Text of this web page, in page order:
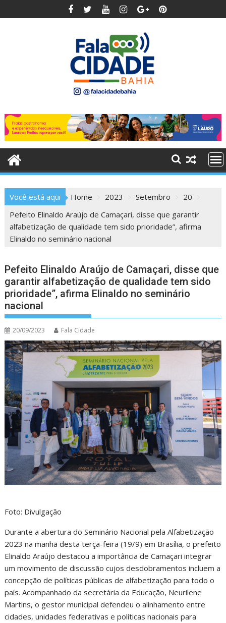
to
Você está aqui Home 2023 Setembro
20
Pefeito Elinaldo Araújo de Camaçari, disse que garantir
alfabetização de qualidade tem sido prioridade”, afirma
Elinaldo no seminário nacional
Pefeito Elinaldo Araújo de Camaçari, disse que
garantir alfabetização de qualidade tem sido
prioridade”, afirma Elinaldo no seminário
nacional
20/09/2023 Fala Cidade
Foto: Divulgação
Durante a abertura do Seminário Nacional pela Alfabetização
2023 na manhã desta terça-feira (19/9) em Brasília, o prefeito
Elinaldo Araújo destacou a importância de Camaçari integrar
um movimento de discussão cujos desdobramentos incluem a
concepção de políticas públicas de alfabetização para todo o
país. Acompanhado da secretária da Educação, Neurilene
Martins, o gestor municipal defendeu o alinhamento entre
cidades, unidades federativas e políticas nacionais para